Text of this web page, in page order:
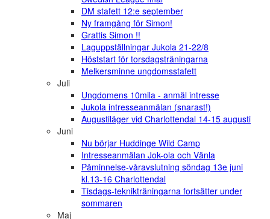
DM stafett 12:e september
Ny framgång för Simon!
Grattis Simon !!
Laguppställningar Jukola 21-22/8
Höststart för torsdagsträningarna
Melkersminne ungdomsstafett
Juli
Ungdomens 10mila - anmäl intresse
Jukola intresseanmälan (snarast!)
Augustiläger vid Charlottendal 14-15 augusti
Juni
Nu börjar Huddinge Wild Camp
Intresseanmälan Jok-ola och Vänla
Påminnelse-våravslutning söndag 13e juni
kl.13-16 Charlottendal
Tisdags-teknikträningarna fortsätter under
sommaren
Maj